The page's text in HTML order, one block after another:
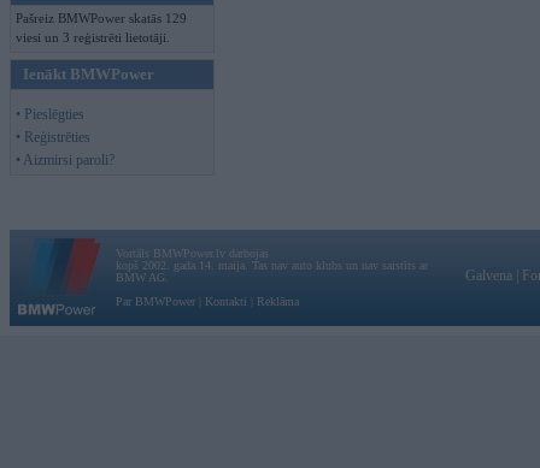
Pašreiz BMWPower skatās 129
viesi un 3 reģistrēti lietotāji.
Ienākt BMWPower
• Pieslēgties
• Reģistrēties
• Aizmirsi paroli?
Vortāls BMWPower.lv darbojas
kopš 2002. gada 14. maija. Tas nav auto klubs un nav saistīts ar
BMW AG.
Par BMWPower
Kontakti Reklāma
Galvena